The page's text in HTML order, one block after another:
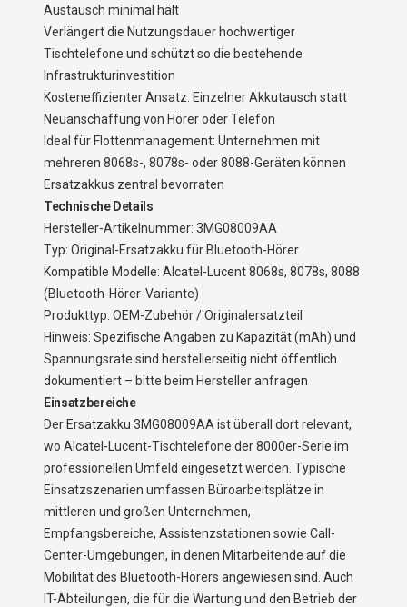
Austausch minimal hält
Verlängert die Nutzungsdauer hochwertiger
Tischtelefone und schützt so die bestehende
Infrastrukturinvestition
Kosteneffizienter Ansatz: Einzelner Akkutausch statt
Neuanschaffung von Hörer oder Telefon
Ideal für Flottenmanagement: Unternehmen mit
mehreren 8068s-, 8078s- oder 8088-Geräten können
Ersatzakkus zentral bevorraten
Technische Details
Hersteller-Artikelnummer: 3MG08009AA
Typ: Original-Ersatzakku für Bluetooth-Hörer
Kompatible Modelle: Alcatel-Lucent 8068s, 8078s, 8088
(Bluetooth-Hörer-Variante)
Produkttyp: OEM-Zubehör / Originalersatzteil
Hinweis: Spezifische Angaben zu Kapazität (mAh) und
Spannungsrate sind herstellerseitig nicht öffentlich
dokumentiert – bitte beim Hersteller anfragen
Einsatzbereiche
Der Ersatzakku 3MG08009AA ist überall dort relevant,
wo Alcatel-Lucent-Tischtelefone der 8000er-Serie im
professionellen Umfeld eingesetzt werden. Typische
Einsatzszenarien umfassen Büroarbeitsplätze in
mittleren und großen Unternehmen,
Empfangsbereiche, Assistenzstationen sowie Call-
Center-Umgebungen, in denen Mitarbeitende auf die
Mobilität des Bluetooth-Hörers angewiesen sind. Auch
IT-Abteilungen, die für die Wartung und den Betrieb der